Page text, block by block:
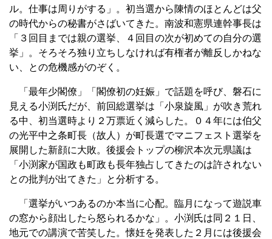
ル。仕事は周りがする」。初当選から陳情のほとんどは父
の時代からの秘書がさばいてきた。南波和憲県連幹事長は
「３回目までは親の選挙、４回目の次が初めての自分の選
挙」。そろそろ独り立ちしなければ有権者が離反しかねな
い、との危機感がのぞく。
「最年少閣僚」「閣僚初の妊娠」で話題を呼び、磐石に
見える小渕氏だが、前回総選挙は「小泉旋風」が吹き荒れ
る中、初当選時より２万票近く減らした。０４年には伯父
の光平中之条町長（故人）が町長選でマニフェスト選挙を
展開した新顔に大敗。後援会トップの柳沢本次元県議は
「小渕家が国政も町政も長年独占してきたのは許されない
との批判が出てきた」と分析する。
「選挙がいつあるのか本当に心配。臨月になって遊説車
の窓から顔出したら怒られるかな」。小渕氏は同２１日、
地元での講演で苦笑した。懐妊を発表した２月には後援会